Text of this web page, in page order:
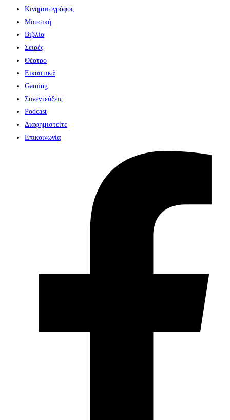
Κινηματογράφος
Μουσική
Βιβλία
Σειρές
Θέατρο
Εικαστικά
Gaming
Συνεντεύξεις
Podcast
Διαφημιστείτε
Επικοινωνία